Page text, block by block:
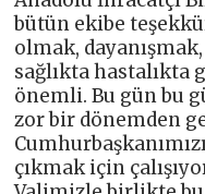
bütün ekibe
olmak,
sağlıkta hastalıkta
önemli. Bu gün bu
zor bir dönemden
çıkmak için